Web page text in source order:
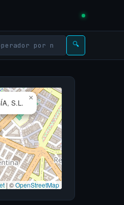
🔍
S.L.
×
| ©OpenStreetMap